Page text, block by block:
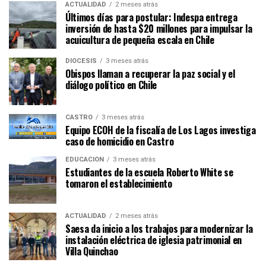
ACTUALIDAD 2 meses atrás
Últimos días para postular: Indespa entrega
inversión de hasta $20 millones para impulsar la
acuicultura de pequeña escala en Chile
DIÓCESIS 3 meses atrás
Obispos llaman a recuperar la paz social y el
diálogo político en Chile
CASTRO 3 meses atrás
Equipo ECOH de la fiscalía de Los Lagos investiga
caso de homicidio en Castro
EDUCACIÓN 3 meses atrás
Estudiantes de la escuela Roberto White se
tomaron el establecimiento
ACTUALIDAD 2 meses atrás
Saesa da inicio a los trabajos para modernizar la
instalación eléctrica de iglesia patrimonial en
Villa Quinchao